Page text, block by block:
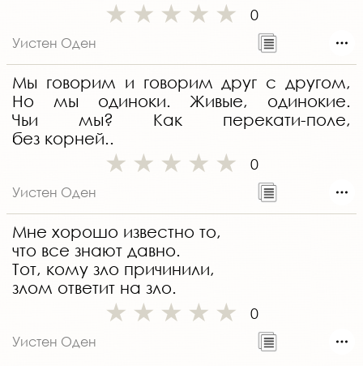
0
Уистен Оден
Мы говорим и говорим друг с другом,
Но мы одиноки. Живые, одинокие.
Чьи мы? Как перекати-поле,
без корней..
0
Уистен Оден
Мне хорошо известно то,
что все знают давно.
Тот, кому зло причинили,
злом ответит на зло.
0
Уистен Оден